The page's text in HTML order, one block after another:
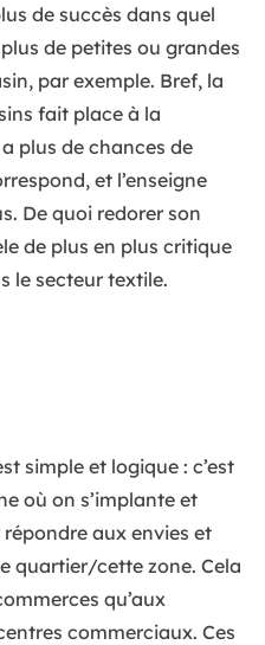
de succès dans quel
de petites ou grandes
par exemple. Bref, la
fait place à la
plus de chances de
et l’enseigne
De quoi redorer son
de plus en plus critique
le secteur textile.
simple et logique : c’est
où on s’implante et
aux envies et
quartier/cette zone. Cela
qu’aux
commerciaux. Ces